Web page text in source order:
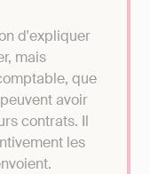
d'expliquer
mais
que
avoir
contrats. Il
les